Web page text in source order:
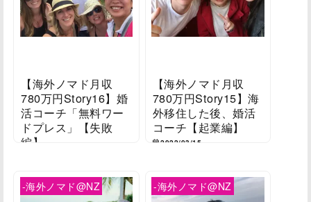
【海外ノマド月収
780万円Story16】婚
活コーチ「無料ワー
ドプレス」【失敗
編】
【海外ノマド月収
780万円Story15】海
外移住した後、婚活
コーチ【起業編】
2022/03/15
-海外ノマド@NZ -海外ノマド@NZ